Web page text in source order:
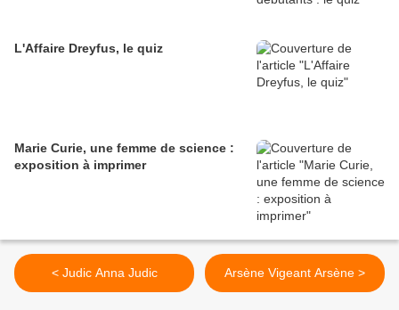
L'Affaire Dreyfus, le quiz
Marie Curie, une femme de science :
exposition à imprimer
< Judic Anna Judic Arsène Vigeant Arsène >